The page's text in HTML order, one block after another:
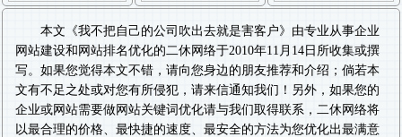
本文《我不把自己的公司吹出去就是害客户》由专业从事企业
网站建设和 网站排名优化的二休网络于2010年11月14日所收集或撰
写。如果您觉得本文不错，请向您身边的朋友推荐和介绍；倘若本
文有不足之处或对您有所侵犯，请来信通知我们！另外，如果您的
企业或网站需要做网站关键词优化请与我们取得联系，二休网络将
以最合理的价格、最快捷的速度、最安全的方法为您优化出最满意